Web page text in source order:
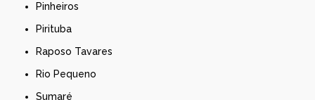
Pinheiros
Pirituba
Raposo Tavares
Rio Pequeno
Sumaré